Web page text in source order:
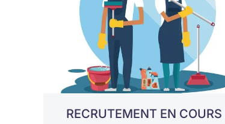
RECRUTEMENT EN COURS